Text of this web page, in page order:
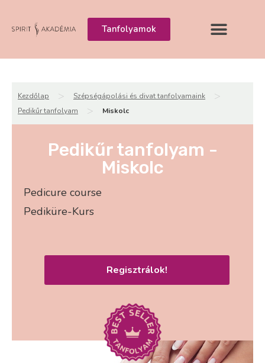
Tanfolyamok
Kezdőlap > Szépségápolási és divat tanfolyamaink >
Pedikűr tanfolyam > Miskolc
Pedikűr tanfolyam -
Miskolc
Pedicure course
Pediküre-Kurs
Regisztrálok!